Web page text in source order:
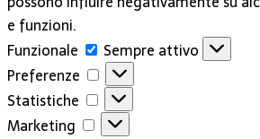
e funzioni.
Funzionale
Funzionale
Sempre attivo
Preferenze
Preferenze
Statistiche
Statistiche
Marketing
Marketing